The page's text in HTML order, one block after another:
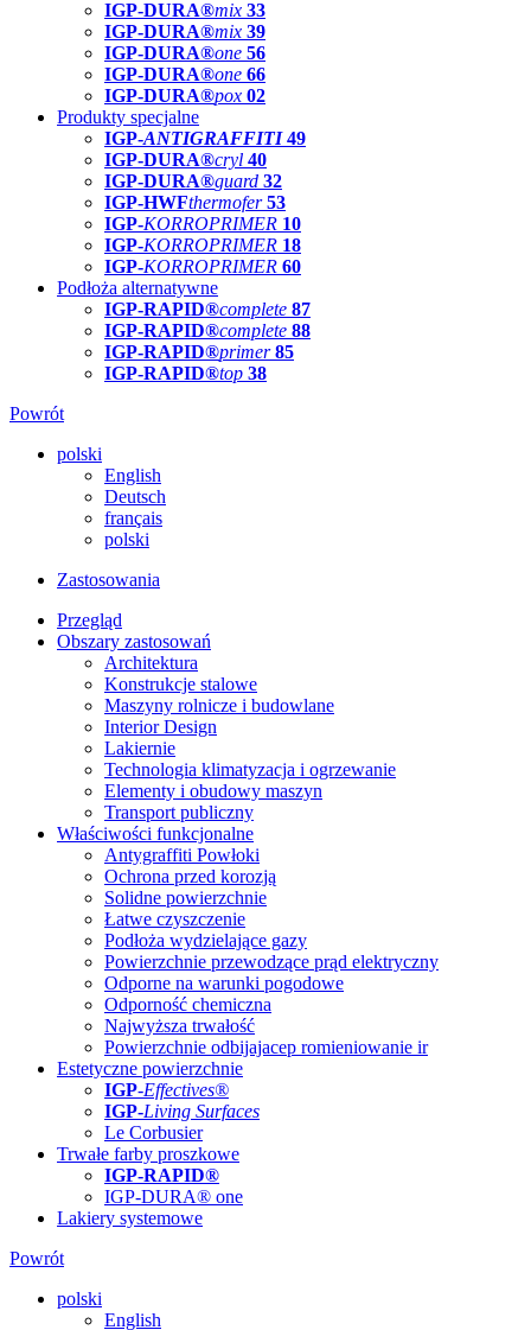
IGP-DURA®mix 33
IGP-DURA®mix 39
IGP-DURA®one 56
IGP-DURA®one 66
IGP-DURA®pox 02
Produkty specjalne
IGP-ANTIGRAFFITI49
IGP-DURA®cryl 40
IGP-DURA®guard 32
IGP-HWFthermofer 53
IGP-KORROPRIMER 10
IGP-KORROPRIMER 18
IGP-KORROPRIMER 60
Podłoża alternatywne
IGP-RAPID®complete 87
IGP-RAPID®complete 88
IGP-RAPID®primer 85
IGP-RAPID®top 38
Powrót
polski
English
Deutsch
français
polski
Zastosowania
Przegląd
Obszary zastosowań
Architektura
Konstrukcje stalowe
Maszyny rolnicze i budowlane
Interior Design
Lakiernie
Technologia klimatyzacja i ogrzewanie
Elementy i obudowy maszyn
Transport publiczny
Właściwości funkcjonalne
Antygraffiti Powłoki
Ochrona przed korozją
Solidne powierzchnie
Łatwe czyszczenie
Podłoża wydzielające gazy
Powierzchnie przewodzące prąd elektryczny
Odporne na warunki pogodowe
Odporność chemiczna
Najwyższa trwałość
Powierzchnie odbijajacep romieniowanie ir
Estetyczne powierzchnie
IGP-Effectives®
IGP-Living Surfaces
Le Corbusier
Trwałe farby proszkowe
IGP-RAPID®
IGP-DURA® one
Lakiery systemowe
Powrót
polski
English